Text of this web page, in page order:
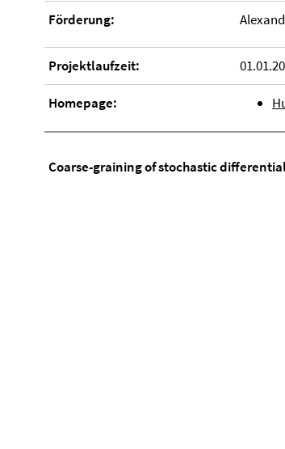
Förderung:
Projektlaufzeit:
Homepage:
Coarse-graining of stochastic